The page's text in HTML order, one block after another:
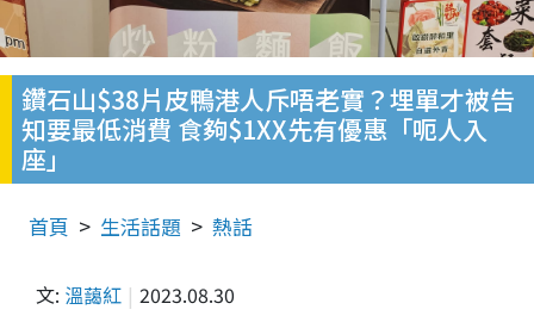
鑽石山$38片皮鴨港人斥唔老實？埋單才被告
知要最低消費 食夠$1XX先有優惠「呃人入
座」
首頁 生活話題 熱話
文: 溫藹紅 2023.08.30